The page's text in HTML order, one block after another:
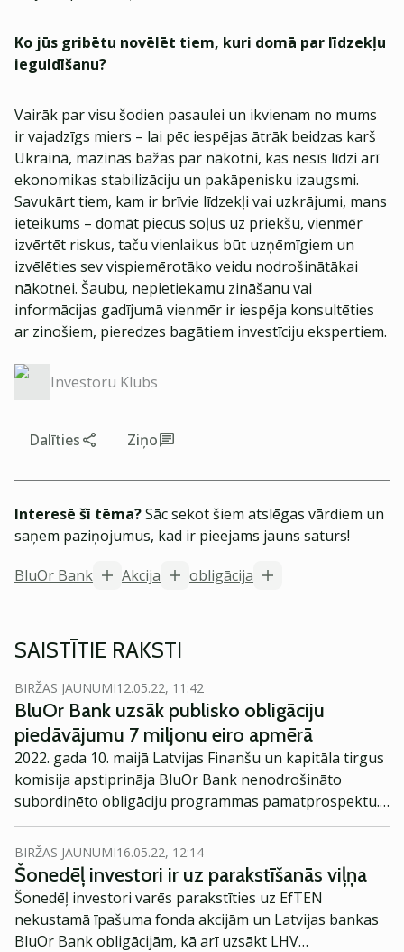
Ko jūs gribētu novēlēt tiem, kuri domā par līdzekļu
ieguldīšanu?
Vairāk par visu šodien pasaulei un ikvienam no mums
ir vajadzīgs miers – lai pēc iespējas ātrāk beidzas karš
Ukrainā, mazinās bažas par nākotni, kas nesīs līdzi arī
ekonomikas stabilizāciju un pakāpenisku izaugsmi.
Savukārt tiem, kam ir brīvie līdzekļi vai uzkrājumi, mans
ieteikums – domāt piecus soļus uz priekšu, vienmēr
izvērtēt riskus, taču vienlaikus būt uzņēmīgiem un
izvēlēties sev vispiemērotāko veidu nodrošinātākai
nākotnei. Šaubu, nepietiekamu zināšanu vai
informācijas gadījumā vienmēr ir iespēja konsultēties
ar zinošiem, pieredzes bagātiem investīciju ekspertiem.
Investoru Klubs
Dalīties Ziņo
Interesē šī tēma?Sāc sekot šiem atslēgas vārdiem un
saņem paziņojumus, kad ir pieejams jauns saturs!
BluOr Bank
Akcija obligācija
SAISTĪTIE RAKSTI
BIRŽAS JAUNUMI12.05.22, 11:42
BluOr Bank uzsāk publisko obligāciju
piedāvājumu 7 miljonu eiro apmērā
2022. gada 10. maijā Latvijas Finanšu un kapitāla tirgus
komisija apstiprināja BluOr Bank nenodrošināto
subordinēto obligāciju programmas pamatprospektu.
Bankas subordinēto obligāciju programmas kopējais
apjoms nominālvērtībā ir līdz 15 milj. eiro.
BIRŽAS JAUNUMI16.05.22, 12:14
Šonedēļ investori ir uz parakstīšanās viļņa
Šonedēļ investori varēs parakstīties uz EfTEN
nekustamā īpašuma fonda akcijām un Latvijas bankas
BluOr Bank obligācijām, kā arī uzsākt LHV